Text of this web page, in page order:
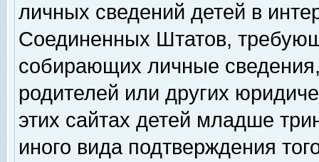
личных сведений детей в
Соединенных Штатов,
собирающих личные
родителей или других
этих сайтах детей младше
иного вида подтверждения